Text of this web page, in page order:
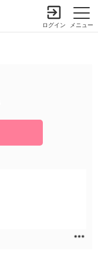
メニュー
ログイン